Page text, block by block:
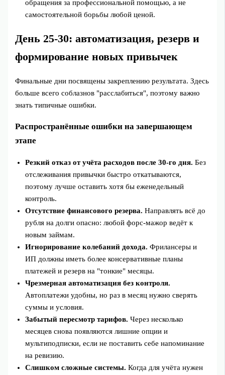
обращения за профессиональной помощью, а не
самостоятельной борьбы любой ценой.
День 25-30: автоматизация, резерв и
формирование новых привычек
Финальные дни посвящены закреплению результата. Здесь
больше всего соблазнов "расслабиться", поэтому важно
знать типичные ошибки.
Распространённые ошибки на завершающем
этапе
Резкий отказ от учёта расходов после 30‑го дня. Без
отслеживания привычки быстро откатываются,
поэтому лучше оставить хотя бы еженедельный
контроль.
Отсутствие финансового резерва. Направлять всё до
рубля на долги опасно: любой форс‑мажор ведёт к
новым займам.
Игнорирование колебаний дохода. Фрилансеры и
ИП должны иметь более консервативные планы
платежей и резерв на "тонкие" месяцы.
Чрезмерная автоматизация без контроля.
Автоплатежи удобны, но раз в месяц нужно сверять
суммы и условия.
Забытый пересмотр тарифов. Через несколько
месяцев снова появляются лишние опции и
мультиподписки, если не поставить себе напоминание
на ревизию.
Слишком сложные системы. Когда для учёта нужен